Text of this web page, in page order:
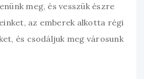
meg, és vesszük észre
az emberek alkotta régi
és csodáljuk meg városunk